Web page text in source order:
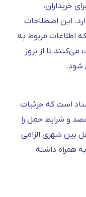
خریداران،
این اصطلاحات
اطلاعات مربوط به
تا از بروز
شود.
است که جزئیات
و شرایط حمل را
شهری الزامی
همراه داشته